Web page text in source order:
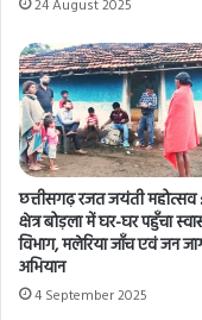
24 August 2025
छत्तीसगढ़ रजत जयंती महोत्सव
क्षेत्र बोड़ला में घर-घर पहुँचा
विभाग, मलेरिया जाँच एवं जन
अभियान
4 September 2025